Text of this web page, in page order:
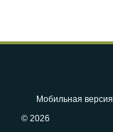
Мобильная версия
© 2026